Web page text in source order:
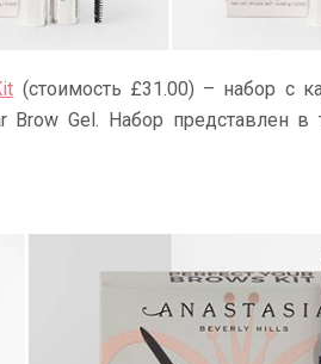
(стоимость £31.00) – набор с
Gel. Набор представлен в